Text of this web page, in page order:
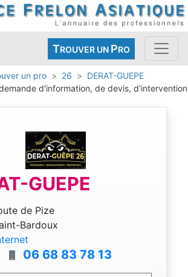
TROUVER UN PRO
un pro 26
DERAT-GUEPE
d'information, de devis, d'intervention
GUEPE
de Pize
Bardoux
06 68 83 78 13